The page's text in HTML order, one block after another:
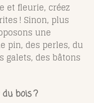
et fleurie, créez
! Sinon, plus
une
pin, des perles, du
galets, des bâtons
bois ?